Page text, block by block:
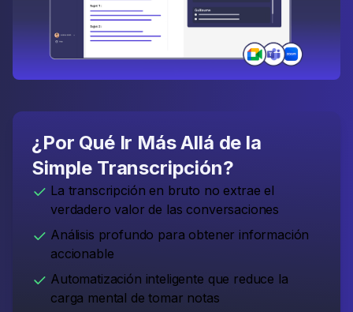
¿Por Qué Ir Más Allá de la
Simple Transcripción?
La transcripción en bruto no extrae el
verdadero valor de las conversaciones
Análisis profundo para obtener información
accionable
Automatización inteligente que reduce la
carga mental de tomar notas